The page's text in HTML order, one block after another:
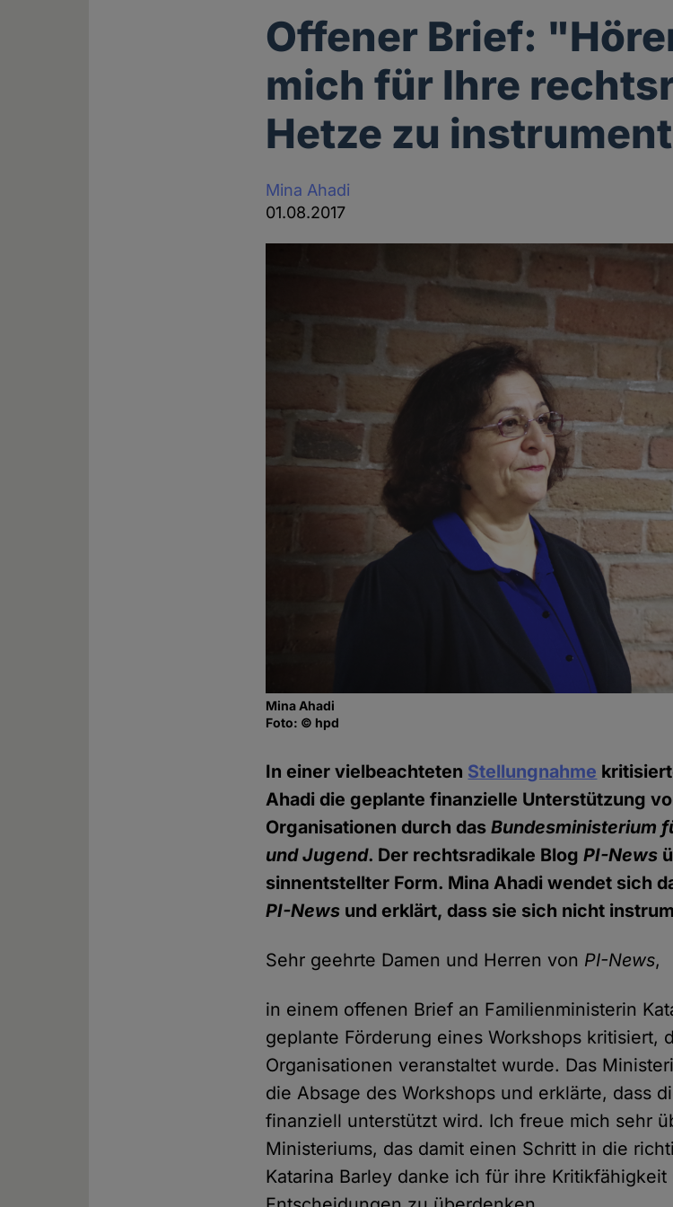
Offener Brief:
mich für Ihre
Hetze zu
Mina Ahadi
01.08.2017
Mina Ahadi
Foto: © hpd
In einer vielbeachteten Stellungnahme
Ahadi die geplante finanzielle Unterstützung
Organisationen durch dasBundesministerium
und Jugend. Der rechtsradikale BlogPI-News
sinnentstellter Form. Mina Ahadi wendet sich
PI-News und erklärt, dass sie sich nicht
Sehr geehrte Damen und Herren von PI-News,
in einem offenen Brief an Familienministerin
geplante Förderung eines Workshops kritisiert,
Organisationen veranstaltet wurde. Das
die Absage des Workshops und erklärte, dass
finanziell unterstützt wird. Ich freue mich sehr
Ministeriums, das damit einen Schritt in die
Katarina Barley danke ich für ihre